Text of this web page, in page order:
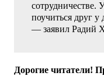
сотрудничестве.
поучиться друг
— заявил Радий
Дорогие читатели!